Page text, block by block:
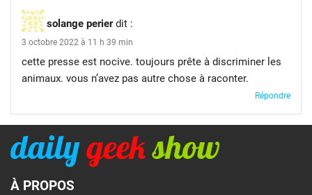
solange perier dit :
3 octobre 2022 à 11 h 39 min
cette presse est nocive. toujours prête à discriminer les
animaux. vous n’avez pas autre chose à raconter.
Répondre
À PROPOS